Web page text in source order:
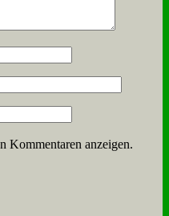
Kommentaren anzeigen.